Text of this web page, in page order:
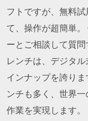
フトですが、無料
て、操作が超簡単
ーとご相談して質
レンチは、デジタ
インナップを誇り
ンチも多く、世界
作業を実現します。